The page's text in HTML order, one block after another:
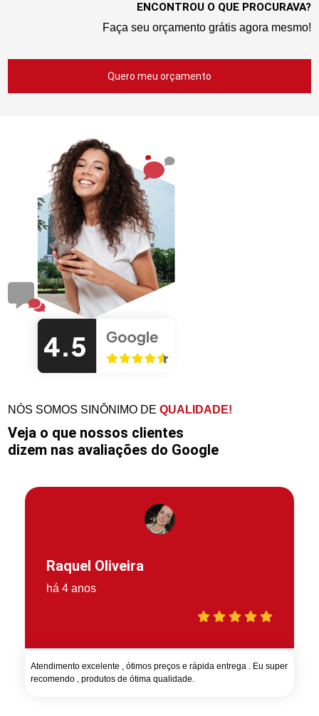
ENCONTROU O QUE PROCURAVA?
Faça seu orçamento grátis agora mesmo!
Quero meu orçamento
NÓS SOMOS SINÔNIMO DEQUALIDADE!
Veja o que nossos clientes
dizem nas avaliações do Google
Raquel Oliveira
há 4 anos
Atendimento excelente , ótimos preços e rápida entrega . Eu super
recomendo , produtos de ótima qualidade.